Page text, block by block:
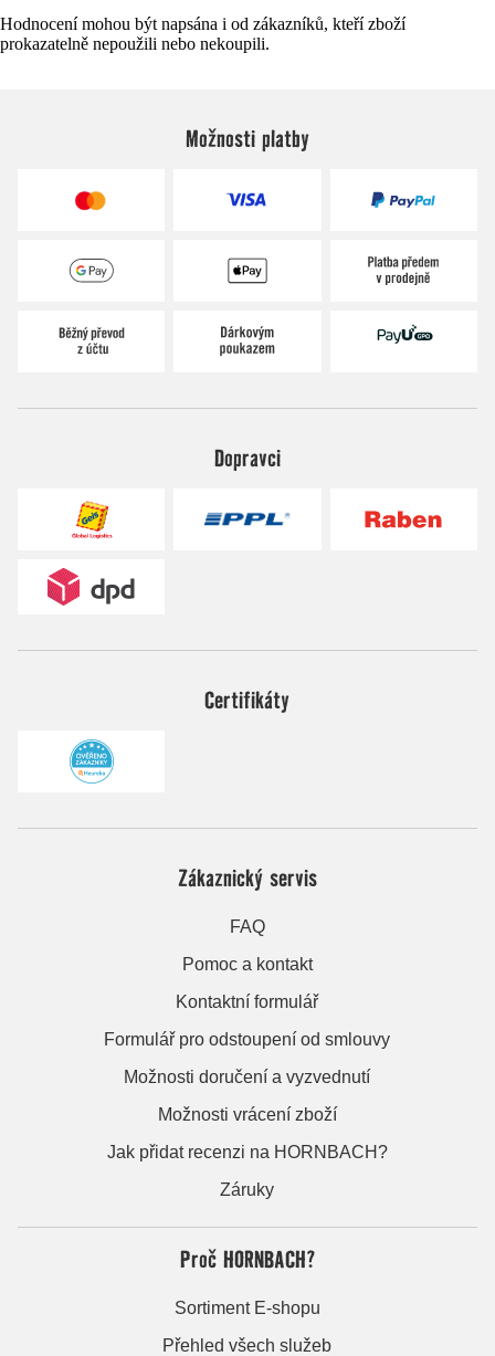
Hodnocení mohou být napsána i od zákazníků, kteří zboží
prokazatelně nepoužili nebo nekoupili.
Možnosti platby
Dopravci
Certifikáty
Zákaznický servis
FAQ
Pomoc a kontakt
Kontaktní formulář
Formulář pro odstoupení od smlouvy
Možnosti doručení a vyzvednutí
Možnosti vrácení zboží
Jak přidat recenzi na HORNBACH?
Záruky
Proč HORNBACH?
Sortiment E-shopu
Přehled všech služeb